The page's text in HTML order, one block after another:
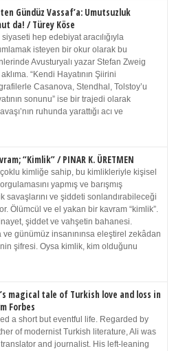
Gündüz Vassaf’a: Umutsuzluk
da! / Türey Köse
siyaseti hep edebiyat aracılığıyla
isteyen bir okur olarak bu
Avusturyalı yazar Stefan Zweig
“Kendi Hayatının Şiirini
Casanova, Stendhal, Tolstoy’u
sonunu” ise bir trajedi olarak
ruhunda yarattığı acı ve
“Kimlik” / PINAR K. ÜRETMEN
kimliğe sahip, bu kimlikleriyle kişisel
yapmış ve barışmış
savaşlarını ve şiddeti sonlandırabileceği
Ölümcül ve el yakan bir kavram “kimlik”.
şiddet ve vahşetin bahanesi.
günümüz insanınınsa eleştirel zekâdan
şifresi. Oysa kimlik, kim olduğunu
magical tale of Turkish love and loss in
Forbes
a short but eventful life. Regarded by
of modernist Turkish literature, Ali was
and journalist. His left-leaning